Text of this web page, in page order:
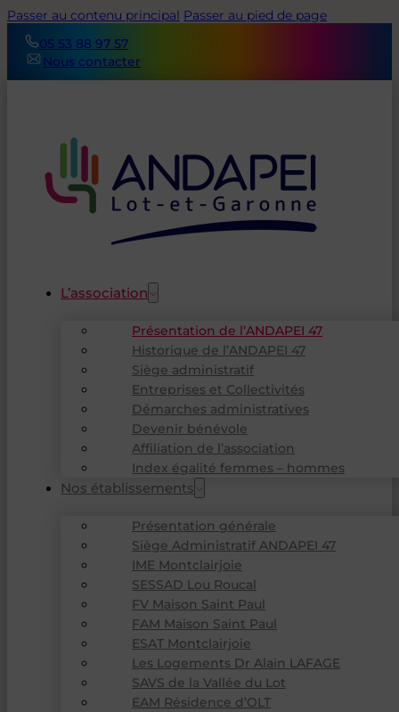
Passer au contenu principal Passer au pied de page
05 53 88 97 57
Nous contacter
L’association
Présentation de l’ANDAPEI 47
Historique de l’ANDAPEI 47
Siège administratif
Entreprises et Collectivités
Démarches administratives
Devenir bénévole
Affiliation de l’association
Index égalité femmes – hommes
Nos établissements
Présentation générale
Siège Administratif ANDAPEI 47
IME Montclairjoie
SESSAD Lou Roucal
FV Maison Saint Paul
FAM Maison Saint Paul
ESAT Montclairjoie
Les Logements Dr Alain LAFAGE
SAVS de la Vallée du Lot
EAM Résidence d’OLT